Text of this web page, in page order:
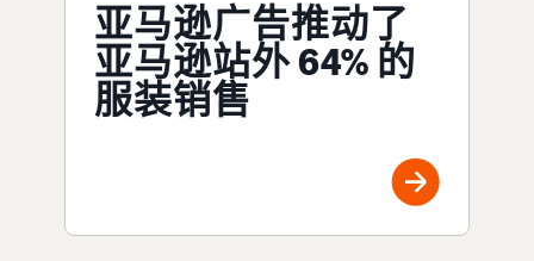
亚马逊广告推动了
亚马逊站外 64% 的
服装销售